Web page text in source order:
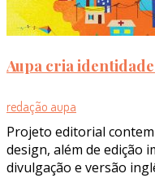
Aupa cria
redação aupa
Projeto editorial
design, além de edição
divulgação e versão